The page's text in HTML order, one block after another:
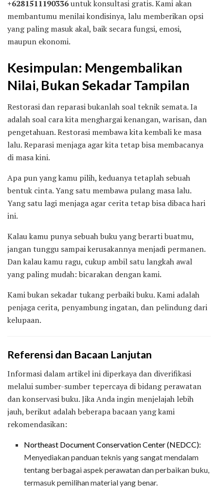
+6281511190336untuk konsultasi gratis. Kami akan
membantumu menilai kondisinya, lalu memberikan opsi
yang paling masuk akal, baik secara fungsi, emosi,
maupun ekonomi.
Kesimpulan: Mengembalikan
Nilai, Bukan Sekadar Tampilan
Restorasi dan reparasi bukanlah soal teknik semata. Ia
adalah soal cara kita menghargai kenangan, warisan, dan
pengetahuan. Restorasi membawa kita kembali ke masa
lalu. Reparasi menjaga agar kita tetap bisa membacanya
di masa kini.
Apa pun yang kamu pilih, keduanya tetaplah sebuah
bentuk cinta. Yang satu membawa pulang masa lalu.
Yang satu lagi menjaga agar cerita tetap bisa dibaca hari
ini.
Kalau kamu punya sebuah buku yang berarti buatmu,
jangan tunggu sampai kerusakannya menjadi permanen.
Dan kalau kamu ragu, cukup ambil satu langkah awal
yang paling mudah: bicarakan dengan kami.
Kami bukan sekadar tukang perbaiki buku. Kami adalah
penjaga cerita, penyambung ingatan, dan pelindung dari
kelupaan.
Referensi dan Bacaan Lanjutan
Informasi dalam artikel ini diperkaya dan diverifikasi
melalui sumber-sumber tepercaya di bidang perawatan
dan konservasi buku. Jika Anda ingin menjelajah lebih
jauh, berikut adalah beberapa bacaan yang kami
rekomendasikan:
Northeast Document Conservation Center (NEDCC):
Menyediakan panduan teknis yang sangat mendalam
tentang berbagai aspek perawatan dan perbaikan buku,
termasuk pemilihan material yang benar.